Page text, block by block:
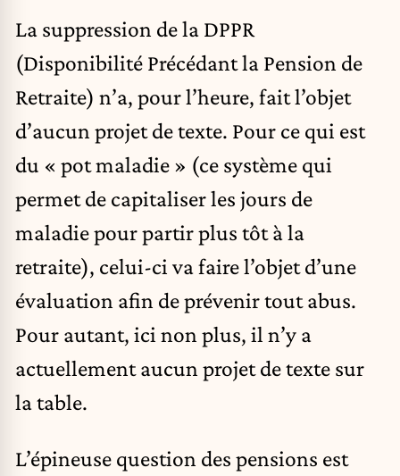
La suppression de la DPPR
(Disponibilité Précédant la Pension de
Retraite) n’a, pour l’heure, fait l’objet
d’aucun projet de texte. Pour ce qui est
du « pot maladie » (ce système qui
permet de capitaliser les jours de
maladie pour partir plus tôt à la
retraite), celui-ci va faire l’objet d’une
évaluation afin de prévenir tout abus.
Pour autant, ici non plus, il n’y a
actuellement aucun projet de texte sur
la table.
L’épineuse question des pensions est